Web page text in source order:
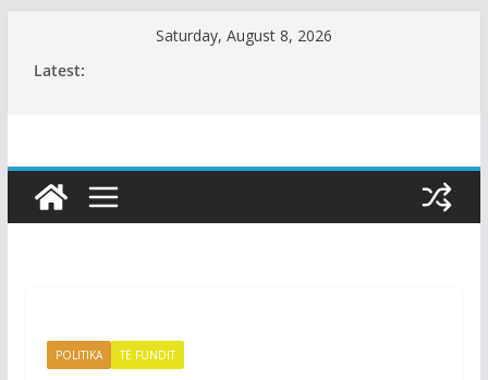
Saturday, August 8, 2026
Latest:
POLITIKA TË FUNDIT